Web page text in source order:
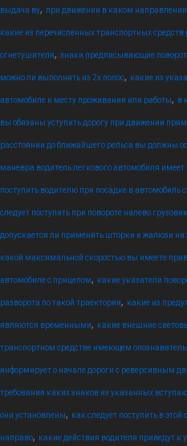
выдача ву, при движении в каком
какие из перечисленных транспортных средств
огнетушителя, знаки предписывающие
можно ли выполнять из 2х полос, какие из
автомобиле к месту проживания или работы, в
вы обязаны уступить дорогу при движении
расстоянии до ближайшего рельса вы должны
маневра водитель легкового автомобиля
поступить водителю при посадке в автомобиль
следует поступить при повороте налево
допускается ли применять шторки и жалюзи на
какой максимальной скоростью вы имеете
автомобиле с прицепом, какие указатели
разворота по такой траектории, какие из
являются временными, какие внешние
транспортном средстве имеющем
информирует о начале дороги с реверсивным
требования каких знаков из указанных
они установлены, как следует поступить в
направо, какие действия водителя приведут